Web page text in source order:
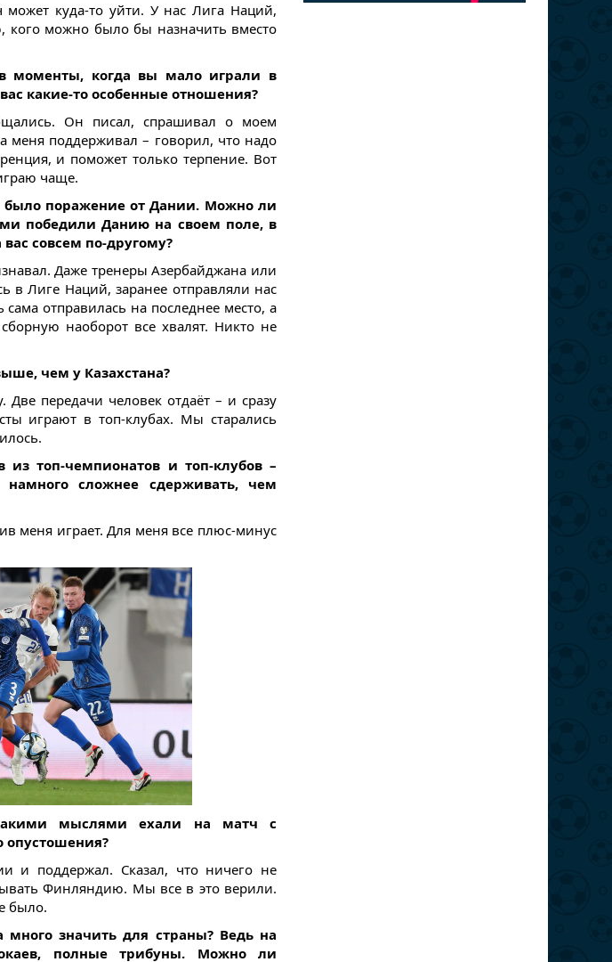
куда-то уйти. У нас Лига Наций,
кого можно было бы назначить вместо
моменты, когда вы мало играли в
какие-то особенные отношения?
Он писал, спрашивал о моем
меня поддерживал – говорил, что надо
и поможет только терпение. Вот
чаще.
поражение от Дании. Можно ли
победили Данию на своем поле, в
совсем по-другому?
Даже тренеры Азербайджана или
в Лиге Наций, заранее отправляли нас
отправилась на последнее место, а
наоборот все хвалят. Никто не
чем у Казахстана?
передачи человек отдаёт – и сразу
играют в топ-клубах. Мы старались
топ-чемпионатов и топ-клубов –
сложнее сдерживать, чем
меня играет. Для меня все плюс-минус
мыслями ехали на матч с
опустошения?
и поддержал. Сказал, что ничего не
Финляндию. Мы все в это верили.
было.
много значить для страны? Ведь на
полные трибуны. Можно ли